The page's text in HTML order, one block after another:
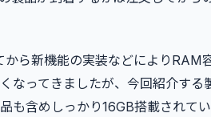
から新機能の実装などによりRAM
なってきましたが、今回紹介する
も含めしっかり16GB搭載されて